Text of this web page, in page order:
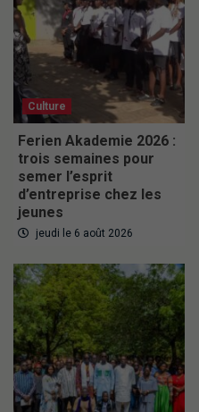
Culture
Ferien Akademie 2026 :
trois semaines pour
semer l’esprit
d’entreprise chez les
jeunes
jeudi le 6 août 2026